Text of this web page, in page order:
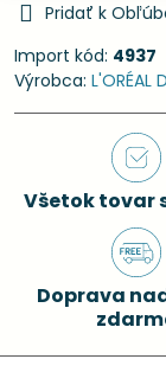
Pridať k
Import kód: 4937
Výrobca: L'ORÉAL
Všetok tovar
Doprava